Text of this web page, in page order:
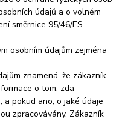
údajů a o volném
směrnice 95/46/ES
osobním údajům zejména
znamená, že zákazník
o tom, zda
a pokud ano, o jaké údaje
zpracovávány. Zákazník